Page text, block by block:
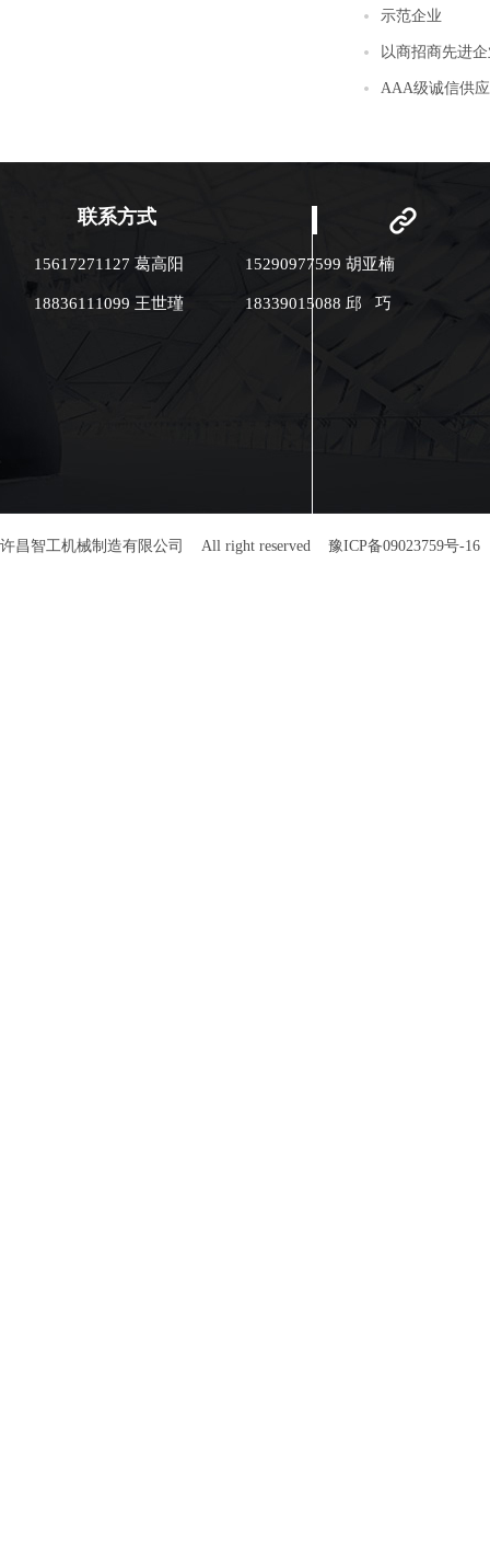
示范企业
以商招商先进
AAA级诚信供
联系方式
15617271127 葛高阳 15290977599 胡亚楠
18836111099 王世瑾 18339015088 邱 巧
许昌智工机械制造有限公司 All right reserved 豫ICP备09023759号-16